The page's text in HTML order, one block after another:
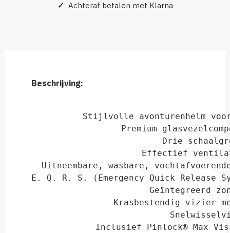
✓ Achteraf betalen met Klarna
Beschrijving:
Stijlvolle avonturenhelm
Premium
Drie
Effectief
Uitneembare, wasbare,
E. Q. R. S. (Emergency Quick Release
Geïntegreerd
Krasbestendig vizier
Inclusief Pinlock® Max